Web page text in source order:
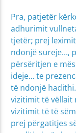
Pra, patjetër
adhurimit
tjetër; prej
ndonjë sureje…,
përsëritjen e
ideje… te
të ndonjë
vizitimit të vëllait
vizitimit të të
prej përgatitjes